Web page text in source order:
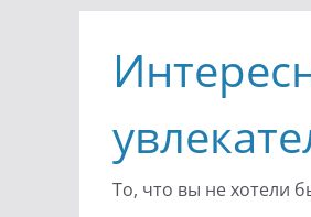
содержимому
То, что вы не хотели